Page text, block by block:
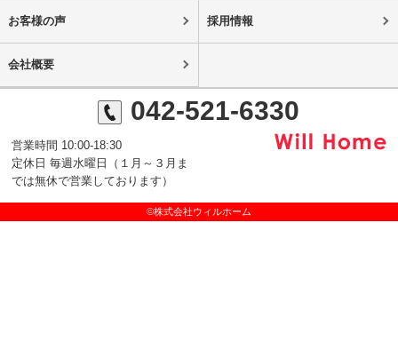
お客様の声 採用情報
会社概要
042-521-6330
営業時間 10:00-18:30
定休日 毎週水曜日（１月～３月ま
では無休で営業しております）
©株式会社ウィルホーム